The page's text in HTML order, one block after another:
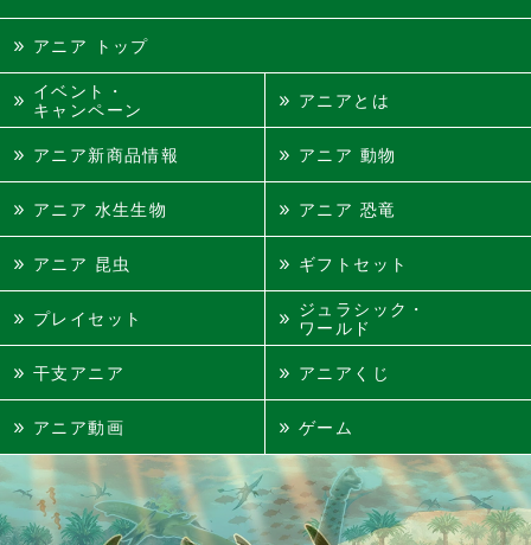
アニア トップ
イベント・
キャンペーン
アニアとは
アニア新商品情報 アニア 動物
アニア 水生生物 アニア 恐竜
アニア 昆虫 ギフトセット
プレイセット
ジュラシック・
ワールド
干支アニア アニアくじ
アニア動画 ゲーム